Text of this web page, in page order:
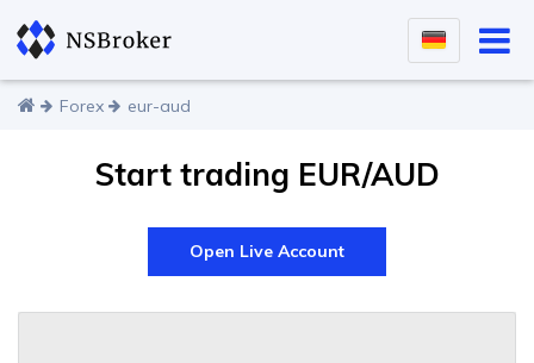
Forex eur-aud
Start trading EUR/AUD
Open Live Account